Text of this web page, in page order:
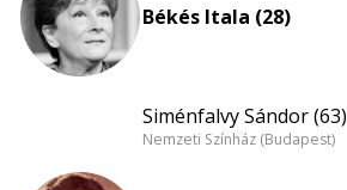
Békés Itala (28)
Siménfalvy Sándor (63)
Nemzeti Színház (Budapest)